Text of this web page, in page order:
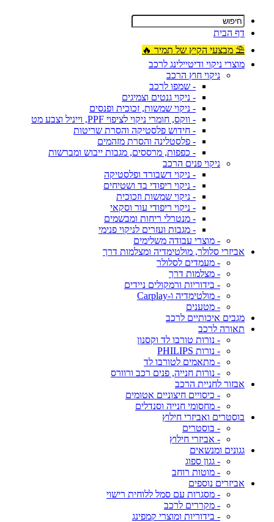
דף הבית
⛱ מבצעי הקיץ של תמיר 🔥
מוצרי ניקוי ודיטיילינג לרכב
ניקוי חוץ הרכב
- שמפו לרכב
- ניקוי גנטים וצמיגים
- ניקוי שמשות, זכוכית ופנסים
- ווקס, חומרי ניקוי לציפוי PPF, וייניל וצבע מט
- חידוש פלסטיקה והסרת שריטות
- פלסטלינה והסרת מזהמים
- כפפות, מרססים, מגבות ייבוש ומברשות
ניקוי פנים הרכב
- ניקוי דשבורד ופלסטיקה
- ניקוי ריפודי בד ושטיחים
- ניקוי שמשות וזכוכית
- ניקוי ריפודי עור וסקאי
- מנטרלי ריחות ומבשמים
- מגבות ועזרים לניקוי פנימי
- מוצרי עבודה משלימים
אביזרי סלולר, מולטימדיה ומצלמות דרך
- מעמדים לסלולר
- מצלמות דרך
- בידוריות ורמקולים ניידים
- מולטימדיה ו-Carplay
- מטענים
מגבים איכותיים לרכב
תאורה לרכב
- נורות טורבו לד וקסנון
- נורות PHILIPS
- מתאמים לטורבו לד
- נורות חנייה, פנים רכב ורוורס
אבזור לחניית הרכב
- כיסויים חיצוניים אטומים
- מחסומי חנייה וסנדלים
בוסטרים ואביזרי חילוץ
- בוסטרים
- אביזרי חילוץ
גגונים ומנשאים
- גגון ספוג
- מוטות רוחב
אביזרים נוספים
- מסגרות עם סמל ללוחית רישוי
- מקררים לרכב
- בידוריות ומוצרי קמפינג